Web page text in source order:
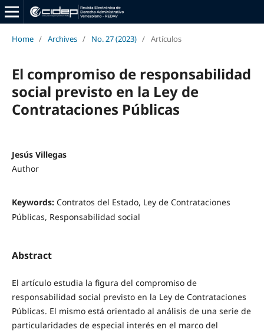
Home / Archives / No. 27 (2023) / Artículos
El compromiso de responsabilidad
social previsto en la Ley de
Contrataciones Públicas
Jesús Villegas
Author
Keywords: Contratos del Estado, Ley de Contrataciones
Públicas, Responsabilidad social
Abstract
El artículo estudia la figura del compromiso de
responsabilidad social previsto en la Ley de Contrataciones
Públicas. El mismo está orientado al análisis de una serie de
particularidades de especial interés en el marco del